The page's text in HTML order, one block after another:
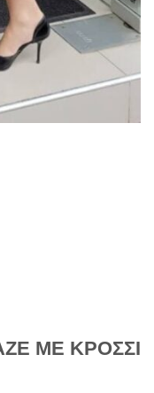
ΜΕ ΚΡΟΣΣΙ